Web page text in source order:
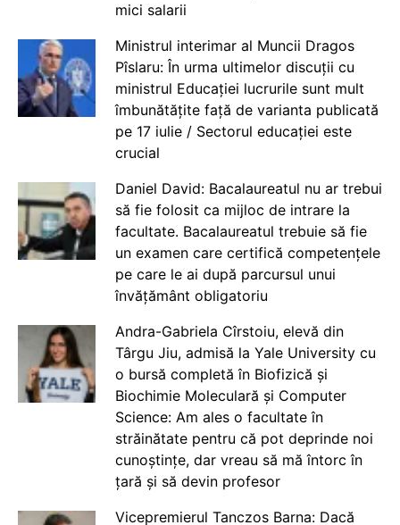
mici salarii
Ministrul interimar al Muncii Dragos
Pîslaru: În urma ultimelor discuții cu
ministrul Educației lucrurile sunt mult
îmbunătățite față de varianta publicată
pe 17 iulie / Sectorul educației este
crucial
Daniel David: Bacalaureatul nu ar trebui
să fie folosit ca mijloc de intrare la
facultate. Bacalaureatul trebuie să fie
un examen care certifică competențele
pe care le ai după parcursul unui
învățământ obligatoriu
Andra-Gabriela Cîrstoiu, elevă din
Târgu Jiu, admisă la Yale University cu
o bursă completă în Biofizică și
Biochimie Moleculară și Computer
Science: Am ales o facultate în
străinătate pentru că pot deprinde noi
cunoștințe, dar vreau să mă întorc în
țară și să devin profesor
Vicepremierul Tanczos Barna: Dacă